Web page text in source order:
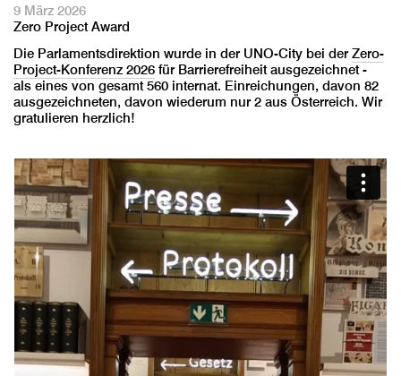
9 März 2026
Zero Project Award
Die Parlamentsdirektion wurde in der UNO-City bei derZero-
Project-Konferenz 2026 für Barrierefreiheit ausgezeichnet -
als eines von gesamt 560 internat. Einreichungen, davon 82
ausgezeichneten, davon wiederum nur 2 aus Österreich. Wir
gratulieren herzlich!